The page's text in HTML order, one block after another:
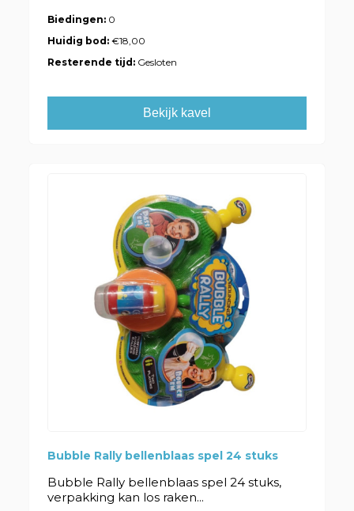
Biedingen: 0
Huidig bod:€18,00
Resterende tijd: Gesloten
Bekijk kavel
Bubble Rally bellenblaas spel 24 stuks
Bubble Rally bellenblaas spel 24 stuks,
verpakking kan los raken...